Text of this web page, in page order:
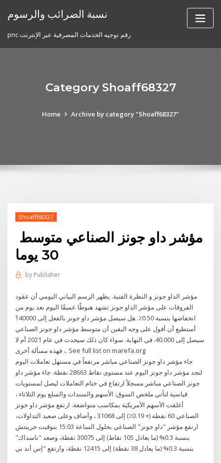
نسبة الضرائب والرسوم
pnc رقم توجيه الخدمات المصرفية عبر الإنترنت
Category Shoaff68327
Home Archive by category "Shoaff68327"
Shoaff68327
30 يوما
by Publisher
مؤشر الداو جونز و النظرة الفنية. يظهر الرسم البياني اليومي أن عقود
الفروقات على مؤشر الداو جونز تشهد هبوطًا عميقًا اليوم بعد يوم من
انخفاضها بنسبة 0.50٪. هل سيصل مؤشر داو جونز بالفعل إلى 40000؟
أستطيع أن أقول على وجه اليقين أن متوسط مؤشر داو جونز الصناعي
سيصل إلى 40.000. في النهاية. سواء كان ذلك سيحدث في عام 2021 أم لا
، فهذه مسألة أخرى. See full list on marefa.org
جاء مؤشر داو جونز الصناعي مباشر مرتفعاً في مستهل تعاملات اليوم
لنجد مؤشر داو جونز اليوم عند مستوى نقاط 28663 نقطة. جاء مؤشر داو
جونز الصناعي مباشر مسجلاً ارتفاع في ختام التعاملات ليصل لمستويات
قياسية لتأتي ملخص السوق: الأسهم والسندات والسلع يوم الثلاثاء ،
أغلقت الأسهم الأمريكية بمكاسب متواضعة. ارتفع مؤشر داو جونز
الصناعي 60 نقطة (+ 0.19٪) إلى 31068 ، وأضاف وعلى صعيد التداولات،
ارتفع مؤشر "داو جونز" الصناعي بحلول الساعة 15:03 بتوقيت جرينتش
بنسبة 0.3% (ما يعادل 105 نقاط) إلى 30075 نقطة، وصعد "ناسداك"
بنسبة 0.3% (ما يعادل 38 نقطة) إلى 12415 نقطة، وارتفع "إس أند بي